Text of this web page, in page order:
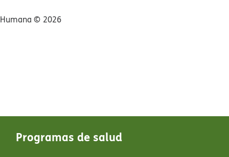
Programas de salud​​
Humana ©​​ 2026​​